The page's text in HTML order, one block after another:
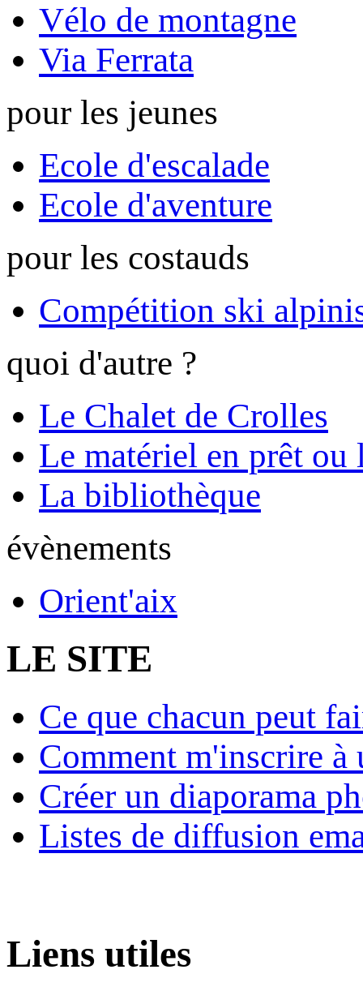
Vélo de montagne
Via Ferrata
pour les jeunes
Ecole d'escalade
Ecole d'aventure
pour les costauds
Compétition ski
quoi d'autre ?
Le Chalet de Crolles
Le matériel en prêt ou
La bibliothèque
évènements
Orient'aix
LE SITE
Ce que chacun peut
Comment m'inscrire à
Créer un diaporama
Listes de diffusion
Liens utiles